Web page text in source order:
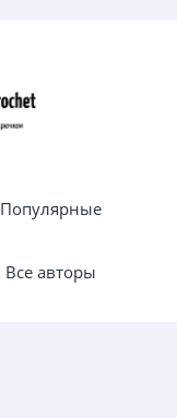
Популярные
Все авторы